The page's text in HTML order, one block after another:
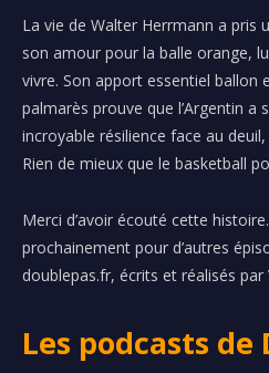
La vie de Walter Herrmann a pris
son amour pour la balle orange,
vivre. Son apport essentiel ballon
palmarès prouve que l’Argentin a
incroyable résilience face au
Rien de mieux que le basketball
Merci d’avoir écouté cette
prochainement pour d’autres
doublepas.fr, écrits et réalisés par
Les podcasts de